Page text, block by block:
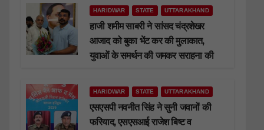
HARIDWAR STATE UTTARAKHAND
हाजी शमीम साबरी ने सांसद चंद्रशेखर
आजाद को बुका भेंट कर की मुलाकात,
युवाओं के समर्थन की जमकर सराहना की
HARIDWAR STATE UTTARAKHAND
एसएसपी नवनीत सिंह ने सुनी जवानों की
फरियाद, एसएसआई राजेश बिष्ट व